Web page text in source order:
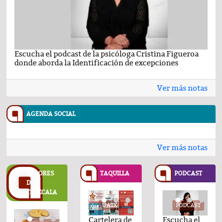
Escucha el podcast de la psicóloga Cristina Figueroa
donde aborda la Identificación de excepciones
Ver más notas
AGENDA SOCIAL
Ver más notas
SABORES
DE
TLAXCALA
TAQUILLA
de Cartelera de
UATX
Cartelera de
Cartelera de
UATX
Cartelera de
PODCAST
PODCAST
Comentario
PODCAST
Comentario
PODCAST
Escucha el